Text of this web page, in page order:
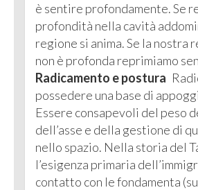
è sentire profondamente. Se
profondità nella cavità
regione si anima. Se la nostra
non è profonda reprimiamo
Radicamento e postura
possedere una base di
Essere consapevoli del peso
dell’asse e della gestione di
nello spazio. Nella storia del
l’esigenza primaria
contatto con le fondamenta